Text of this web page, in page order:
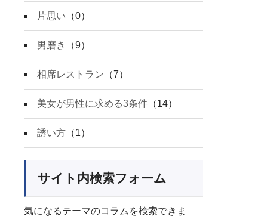
片思い （0）
男磨き （9）
相席レストラン （7）
美女が男性に求める3条件 （14）
誘い方 （1）
サイト内検索フォーム
気になるテーマのコラムを検索できま